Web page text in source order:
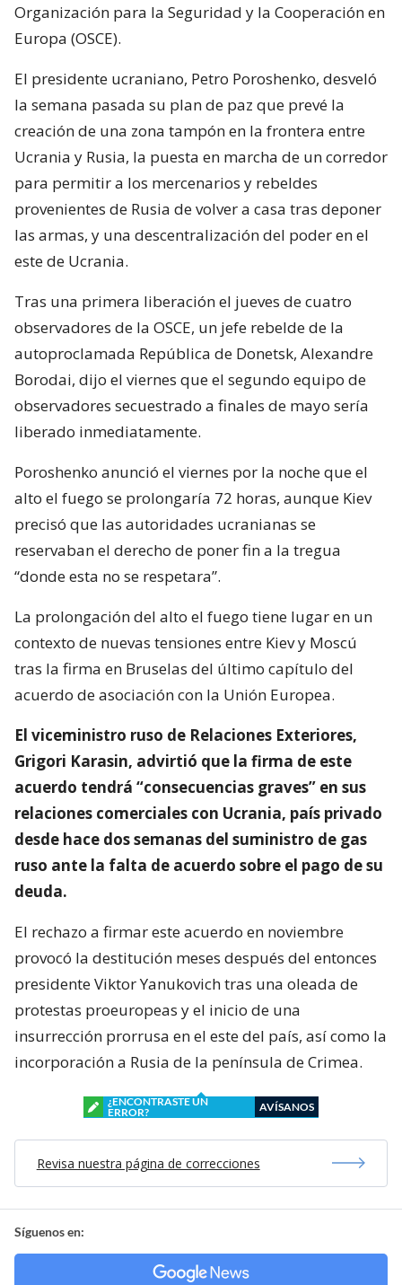
Organización para la Seguridad y la Cooperación en
Europa (OSCE).
El presidente ucraniano, Petro Poroshenko, desveló
la semana pasada su plan de paz que prevé la
creación de una zona tampón en la frontera entre
Ucrania y Rusia, la puesta en marcha de un corredor
para permitir a los mercenarios y rebeldes
provenientes de Rusia de volver a casa tras deponer
las armas, y una descentralización del poder en el
este de Ucrania.
Tras una primera liberación el jueves de cuatro
observadores de la OSCE, un jefe rebelde de la
autoproclamada República de Donetsk, Alexandre
Borodai, dijo el viernes que el segundo equipo de
observadores secuestrado a finales de mayo sería
liberado inmediatamente.
Poroshenko anunció el viernes por la noche que el
alto el fuego se prolongaría 72 horas, aunque Kiev
precisó que las autoridades ucranianas se
reservaban el derecho de poner fin a la tregua
“donde esta no se respetara”.
La prolongación del alto el fuego tiene lugar en un
contexto de nuevas tensiones entre Kiev y Moscú
tras la firma en Bruselas del último capítulo del
acuerdo de asociación con la Unión Europea.
El viceministro ruso de Relaciones Exteriores,
Grigori Karasin, advirtió que la firma de este
acuerdo tendrá “consecuencias graves” en sus
relaciones comerciales con Ucrania, país privado
desde hace dos semanas del suministro de gas
ruso ante la falta de acuerdo sobre el pago de su
deuda.
El rechazo a firmar este acuerdo en noviembre
provocó la destitución meses después del entonces
presidente Viktor Yanukovich tras una oleada de
protestas proeuropeas y el inicio de una
insurrección prorrusa en el este del país, así como la
incorporación a Rusia de la península de Crimea.
¿ENCONTRASTE UN
ERROR?
AVÍSANOS
Revisa nuestra página de correcciones
Síguenos en: